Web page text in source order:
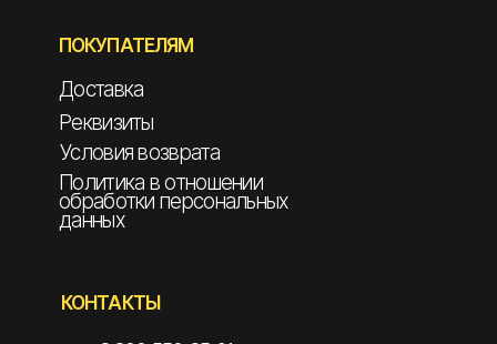
ПОКУПАТЕЛЯМ
Доставка
Реквизиты
Условия возврата
Политика в отношении
обработки персональных
данных
КОНТАКТЫ